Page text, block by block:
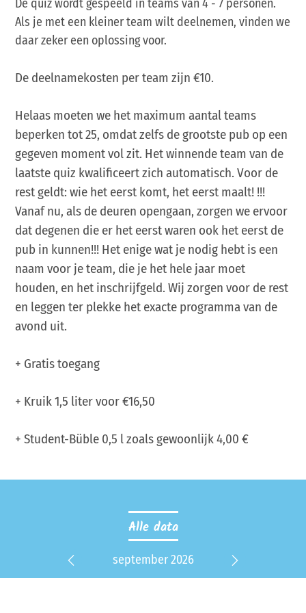
De quiz wordt gespeeld in teams van 4 - 7 personen.
Als je met een kleiner team wilt deelnemen, vinden we
daar zeker een oplossing voor.
De deelnamekosten per team zijn €10.
Helaas moeten we het maximum aantal teams
beperken tot 25, omdat zelfs de grootste pub op een
gegeven moment vol zit. Het winnende team van de
laatste quiz kwalificeert zich automatisch. Voor de
rest geldt: wie het eerst komt, het eerst maalt! !!!
Vanaf nu, als de deuren opengaan, zorgen we ervoor
dat degenen die er het eerst waren ook het eerst de
pub in kunnen!!! Het enige wat je nodig hebt is een
naam voor je team, die je het hele jaar moet
houden, en het inschrijfgeld. Wij zorgen voor de rest
en leggen ter plekke het exacte programma van de
avond uit.
+ Gratis toegang
+ Kruik 1,5 liter voor €16,50
+ Student-Büble 0,5 l zoals gewoonlijk 4,00 €
Alle data
september 2026